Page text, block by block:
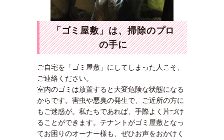
「ゴミ屋敷」は、掃除のプロ
の手に
ご自宅を「ゴミ屋敷」にしてしまった人こそ、
ご連絡ください。
室内のゴミは放置すると大変危険な状態になる
からです。害虫や悪臭の発生で、ご近所の方に
もご迷惑が。私たちであれば、手際よく片づけ
ることができます。テナントがゴミ屋敷となっ
てお困りのオーナー様も、ぜひお声をおかけく